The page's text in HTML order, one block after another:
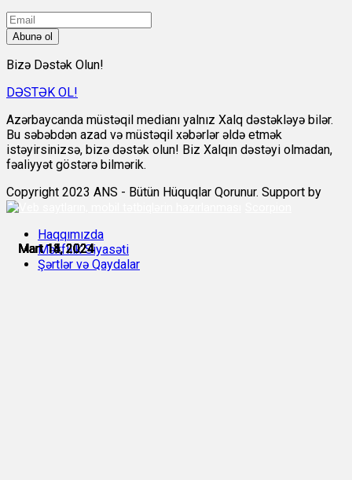
Mart 13, 2024
Mart 14, 2024
Mart 14, 2024
Mart 14, 2024
Mart 14, 2024
Mart 15, 2024
Abunə ol
Bizə Dəstək Olun!
DƏSTƏK OL!
Azərbaycanda müstəqil medianı yalnız Xalq dəstəkləyə bilər.
Bu səbəbdən azad və müstəqil xəbərlər əldə etmək
istəyirsinizsə, bizə dəstək olun! Biz Xalqın dəstəyi olmadan,
fəaliyyət göstərə bilmərik.
Copyright 2023 ANS - Bütün Hüquqlar Qorunur. Support by
Haqqımızda
Məxfilik Siyasəti
Şərtlər və Qaydalar